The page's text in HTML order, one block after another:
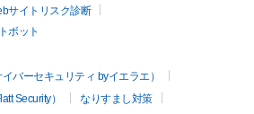
サイトリスク診断
ボット
バーセキュリティ byイエラエ）
Security）
なりすまし対策